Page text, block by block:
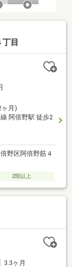
目
ヶ月)
阿倍野駅 徒歩2
野区阿倍野筋４
2階以上
3.3ヶ月